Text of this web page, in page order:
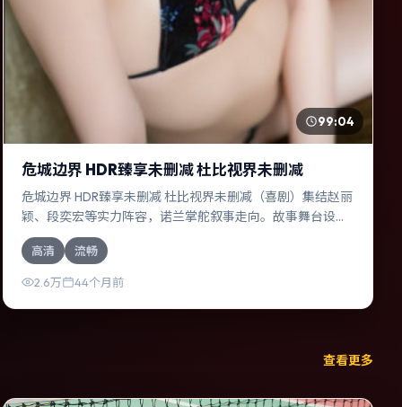
99:04
危城边界 HDR臻享未删减 杜比视界未删减
危城边界 HDR臻享未删减 杜比视界未删减（喜剧）集结赵丽
颖、段奕宏等实力阵容，诺兰掌舵叙事走向。故事舞台设定
于德国，围绕一次意外选择展开连锁反应；配乐与色彩高度
服务于主题，结尾留白耐人寻味。
高清 流畅
2.6万 44个月前
查看更多